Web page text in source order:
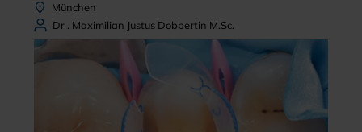
München
Dr . Maximilian Justus Dobbertin M.Sc.